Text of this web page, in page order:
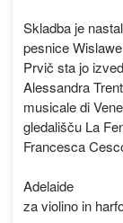
Skladba je
pesnice
Prvič sta jo
Alessandra
musicale di
gledališču La
Francesca
Adelaide
za violino in